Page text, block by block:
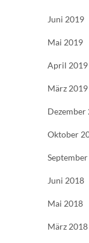
Juni 2019
Mai 2019
April 2019
März 2019
Dezember
Oktober
Juni 2018
Mai 2018
März 2018